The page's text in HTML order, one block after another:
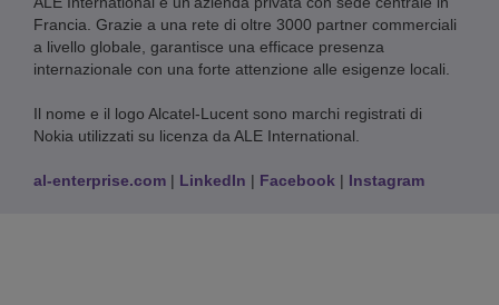
Francia. Grazie a una rete di oltre 3000 partner commerciali
a livello globale, garantisce una efficace presenza
internazionale con una forte attenzione alle esigenze locali.
Il nome e il logo Alcatel-Lucent sono marchi registrati di
Nokia utilizzati su licenza da ALE International.
al-enterprise.com | LinkedIn | Facebook | Instagram